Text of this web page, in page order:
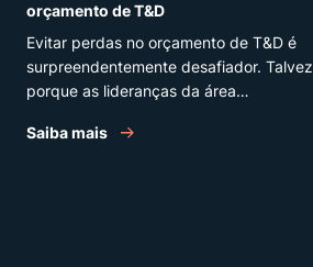
orçamento de T&D
Evitar perdas no orçamento de T&D é
surpreendentemente desafiador. Talvez
porque as lideranças da área
(independentemente do assunto ou da
Saiba mais